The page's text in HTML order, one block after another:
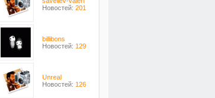
Новостей: 201
billibons
Новостей: 129
Unreal
Новостей: 126